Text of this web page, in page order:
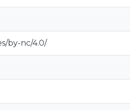
by-nc/4.0/